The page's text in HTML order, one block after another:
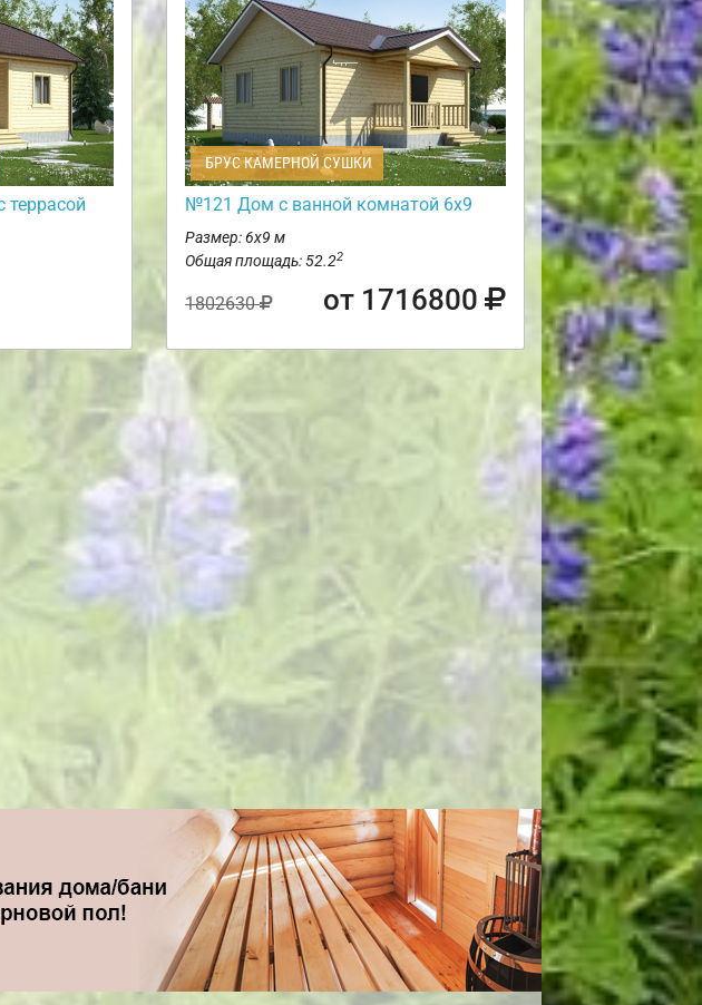
БРУС КАМЕРНОЙ СУШКИ
№121 Дом с ванной комнатой 6х9
Размер: 6х9 м
Общая площадь: 52.22
1802630 от 1716800